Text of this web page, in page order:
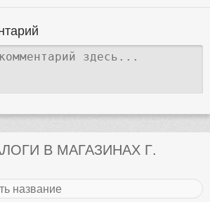
В МАГАЗИНАХ Г.